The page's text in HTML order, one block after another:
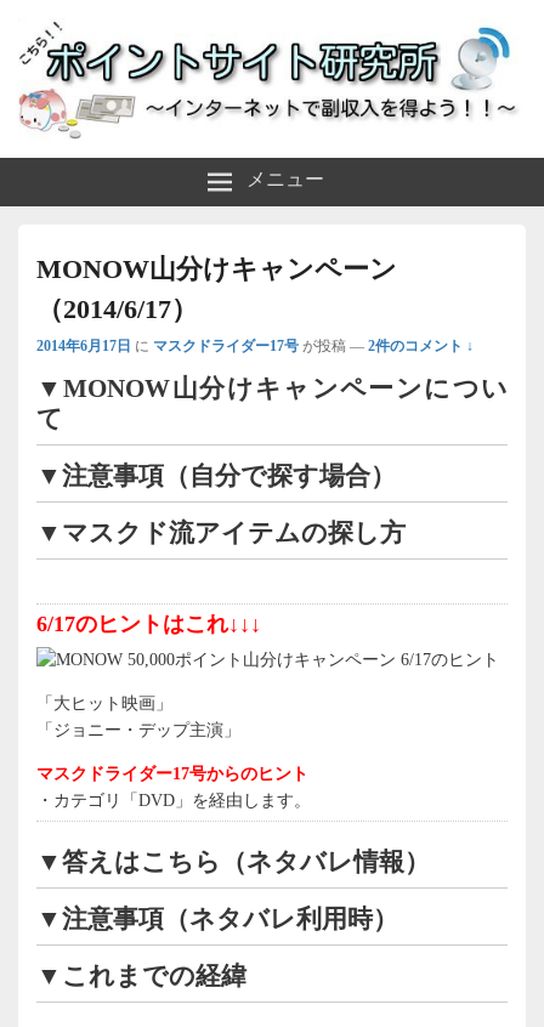
ポイントサイト研究所
メニュー
MONOW山分けキャンペーン
（2014/6/17）
2014年6月17日 に マスクドライダー17号 が投稿 — 2件のコメント ↓
▼MONOW山分けキャンペーンについ
て
▼注意事項（自分で探す場合）
▼マスクド流アイテムの探し方
6/17のヒントはこれ↓↓↓
「大ヒット映画」
「ジョニー・デップ主演」
マスクドライダー17号からのヒント
・カテゴリ「DVD」を経由します。
▼答えはこちら（ネタバレ情報）
▼注意事項（ネタバレ利用時）
▼これまでの経緯